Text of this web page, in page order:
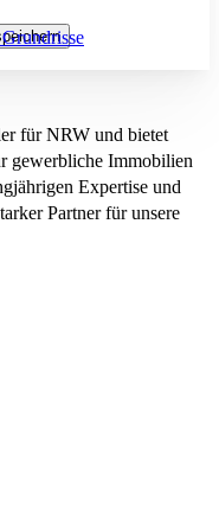
Grundrisse
für NRW und bietet
gewerbliche Immobilien
Expertise und
Partner für unsere